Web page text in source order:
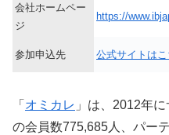
会社ホームペー
ジ
https://
参加申込先 公式サイトはこ
「 オミカレ 」は、2012年
の会員数775,685人、パー